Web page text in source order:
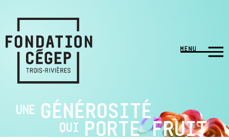
UNE GÉNÉROSITÉ
QUI PORTE FRUIT